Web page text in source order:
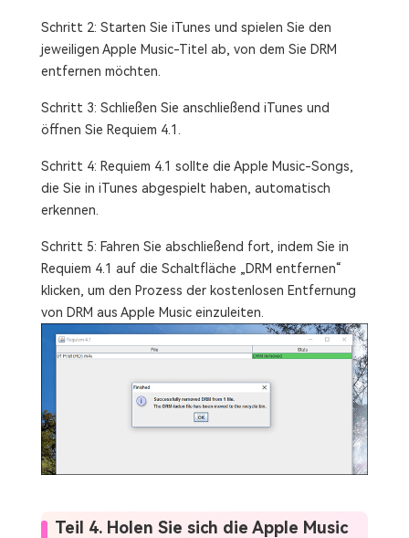
Schritt 2: Starten Sie iTunes und spielen Sie den
jeweiligen Apple Music-Titel ab, von dem Sie DRM
entfernen möchten.
Schritt 3: Schließen Sie anschließend iTunes und
öffnen Sie Requiem 4.1.
Schritt 4: Requiem 4.1 sollte die Apple Music-Songs,
die Sie in iTunes abgespielt haben, automatisch
erkennen.
Schritt 5: Fahren Sie abschließend fort, indem Sie in
Requiem 4.1 auf die Schaltfläche „DRM entfernen“
klicken, um den Prozess der kostenlosen Entfernung
von DRM aus Apple Music einzuleiten.
Teil 4. Holen Sie sich die Apple Music